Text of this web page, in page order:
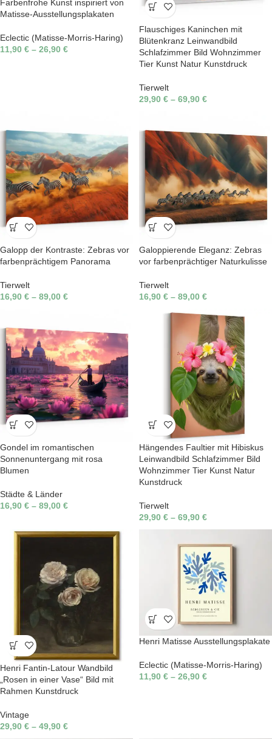
Farbenfrohe Kunst inspiriert von
Matisse-Ausstellungsplakaten
Eclectic (Matisse-Morris-Haring)
11,90 € – 26,90 €
Flauschiges Kaninchen mit
Blütenkranz Leinwandbild
Schlafzimmer Bild Wohnzimmer
Tier Kunst Natur Kunstdruck
Tierwelt
29,90 € – 69,90 €
Galopp der Kontraste: Zebras vor
farbenprächtigem Panorama
Tierwelt
16,90 € – 89,00 €
Galoppierende Eleganz: Zebras
vor farbenprächtiger Naturkulisse
Tierwelt
16,90 € – 89,00 €
Gondel im romantischen
Sonnenuntergang mit rosa
Blumen
Städte & Länder
16,90 € – 89,00 €
Hängendes Faultier mit Hibiskus
Leinwandbild Schlafzimmer Bild
Wohnzimmer Tier Kunst Natur
Kunstdruck
Tierwelt
29,90 € – 69,90 €
Henri Fantin-Latour Wandbild
„Rosen in einer Vase“ Bild mit
Rahmen Kunstdruck
Vintage
29,90 € – 49,90 €
Henri Matisse Ausstellungsplakate
Eclectic (Matisse-Morris-Haring)
11,90 € – 26,90 €